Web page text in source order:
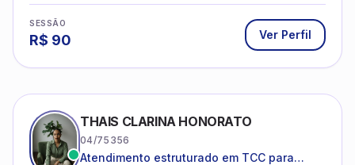
SESSÃO
R$ 90 Ver Perfil
THAIS CLARINA HONORATO
04/75356
Atendimento estruturado em TCC para